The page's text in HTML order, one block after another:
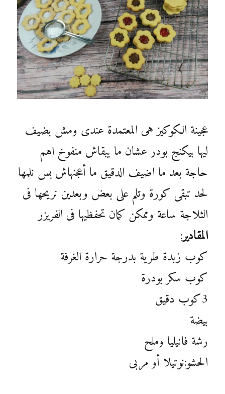
عجينة الكوكيز هى المعتمدة عندى ومش بضيف
ليها بيكنج بودر عشان ما يبقاش منفوخ اهم
حاجة بعد ما اضيف الدقيق ما أعجنهاش بس نلمها
لحد تبقى كورة وتلم على بعض وبعدين نريحها فى
الثلاجة ساعة وممكن كمان تحفظيها فى الفريزر
المقادير:
كوب زبدة طرية بدرجة حرارة الغرفة
كوب سكر بودرة
3كوب دقيق
بيضة
رشة فانيليا وملح
الحشو:نوتيلا أو مربى